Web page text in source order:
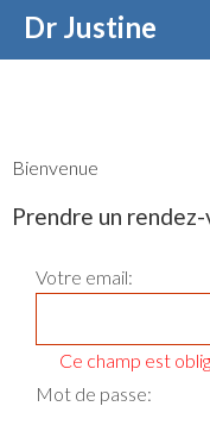
Dr Justine
Bienvenue
Prendre un
Votre email:
Ce champ est
Mot de passe:
PAS ENCORE ENREGISTRÉ?